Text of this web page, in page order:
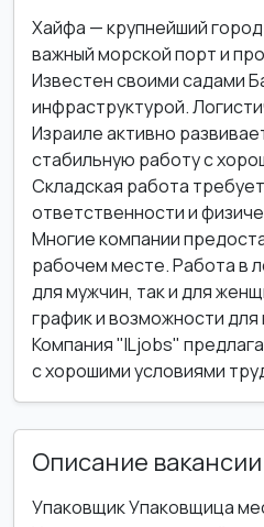
Хайфа — крупнейший
важный морской порт и
Известен своими садами
инфраструктурой.
Израиле активно
стабильную работу с
Складская работа
ответственности и
Многие компании
рабочем месте. Работа в
для мужчин, так и для
график и возможности
Компания "ILjobs"
с хорошими условиями
Описание вакансии
Упаковщик Упаковщица